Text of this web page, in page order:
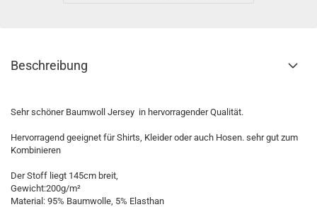
Beschreibung
Sehr schöner Baumwoll Jersey in hervorragender Qualität.
Hervorragend geeignet für Shirts, Kleider oder auch Hosen. sehr gut zum
Kombinieren
Der Stoff liegt 145cm breit,
Gewicht:200g/m²
Material: 95% Baumwolle, 5% Elasthan